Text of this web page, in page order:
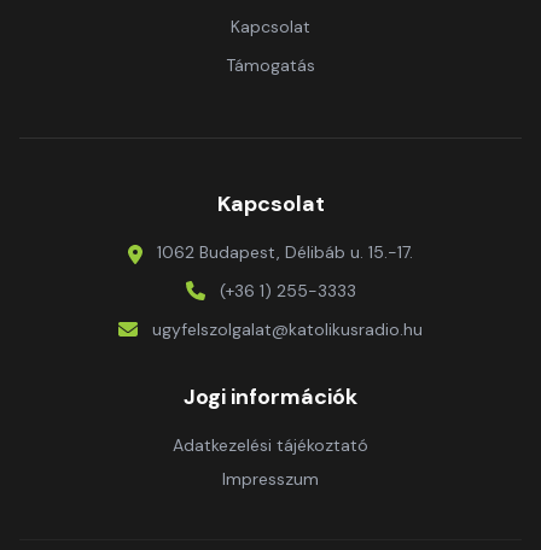
Kapcsolat
Támogatás
Kapcsolat
1062 Budapest, Délibáb u. 15.-17.
(+36 1) 255-3333
ugyfelszolgalat@katolikusradio.hu
Jogi információk
Adatkezelési tájékoztató
Impresszum